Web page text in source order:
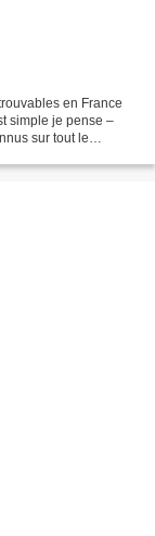
en France
simple je pense –
sur tout le